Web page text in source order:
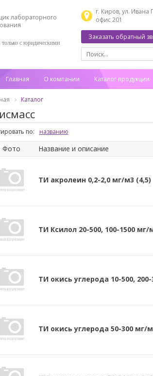
лабораторного
только с юридическими
г. Киров, ул. Ивана
офис 201
Заказать обратный
Главная О компании Каталог продукции
Каталог
по: названию
Фото Название и описание
ТИ акролеин 0,2-2,0 мг/м3 (4,5)
ТИ Ксилол 20-500, 100-1500 мг/
ТИ окись углерода 10-500,
ТИ окись углерода 50-300 мг/